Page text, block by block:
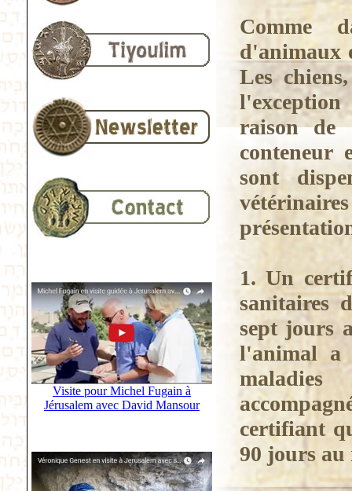
Visite pour Michel Fugain à
Jérusalem avec David Mansour
Comme
d'animaux
Les
raison de
conteneur
sont
1. Un
sanitaires
sept jours
l'animal a
maladies
certifiant
90 jours au